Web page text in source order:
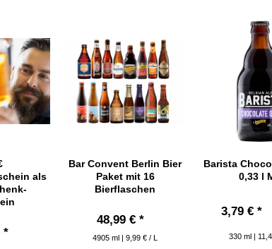
als
*
Bar Convent Berlin Bier
Paket mit 16
Bierflaschen
48,99 € *
4905 ml | 9,99 € / L
Barista
0,33 l
3,79 € *
330 ml |